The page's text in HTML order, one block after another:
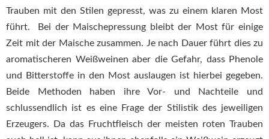
Trauben mit den Stilen gepresst, was zu einem klaren Most
führt. Bei der Maischepressung bleibt der Most für einige
Zeit mit der Maische zusammen. Je nach Dauer führt dies zu
aromatischeren Weißweinen aber die Gefahr, dass Phenole
und Bitterstoffe in den Most auslaugen ist hierbei gegeben.
Beide Methoden haben ihre Vor- und Nachteile und
schlussendlich ist es eine Frage der Stilistik des jeweiligen
Erzeugers. Da das Fruchtfleisch der meisten roten Trauben